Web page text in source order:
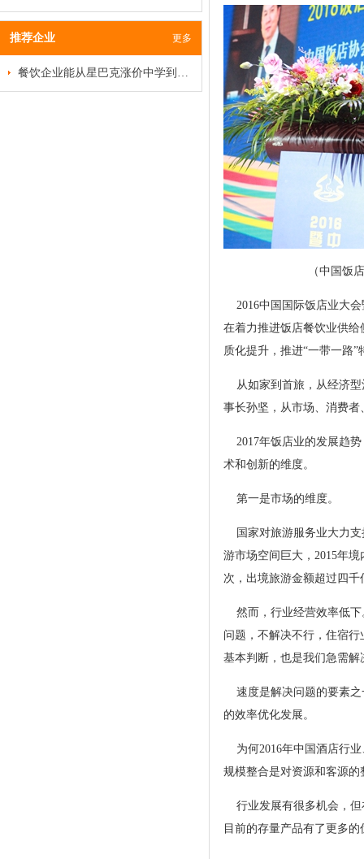
推荐企业 更多
餐饮企业能从星巴克涨价中学到什么？
（中国饭
2016中国国际饭店业大会
在着力推进饭店餐饮业供
质化提升，推进“一带一路
从如家到首旅，从经济型
事长孙坚，从市场、消费者
2017年饭店业的发展趋势
术和创新的维度。
第一是市场的维度。
国家对旅游服务业大力支
游市场空间巨大，2015年
次，出境旅游金额超过四
然而，行业经营效率低下
问题，不解决不行，住宿
基本判断，也是我们急
速度是解决问题的要素之
的效率优化发展。
为何2016年中国酒店行业
规模整合是对资源和客源
行业发展有很多机会，但
目前的存量产品有了更